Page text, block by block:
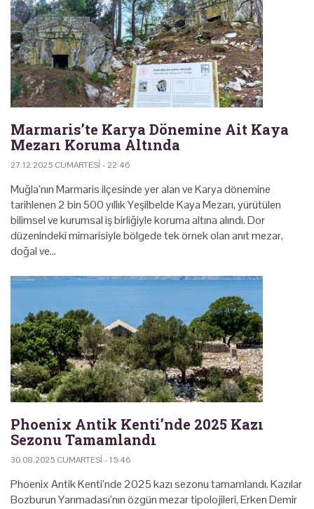
Marmaris’te Karya Dönemine Ait Kaya
Mezarı Koruma Altında
27.12.2025 CUMARTESI - 22:46
Muğla’nın Marmaris ilçesinde yer alan ve Karya dönemine
tarihlenen 2 bin 500 yıllık Yeşilbelde Kaya Mezarı, yürütülen
bilimsel ve kurumsal iş birliğiyle koruma altına alındı. Dor
düzenindeki mimarisiyle bölgede tek örnek olan anıt mezar,
doğal ve…
Phoenix Antik Kenti’nde 2025 Kazı
Sezonu Tamamlandı
30.08.2025 CUMARTESI - 15:46
Phoenix Antik Kenti’nde 2025 kazı sezonu tamamlandı. Kazılar
Bozburun Yarımadası’nın özgün mezar tipolojileri, Erken Demir